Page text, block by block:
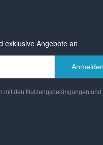
exklusive Angebote an
Anmelden
mit den Nutzungsbedingungen und